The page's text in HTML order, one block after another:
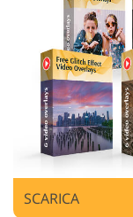
SCARICA